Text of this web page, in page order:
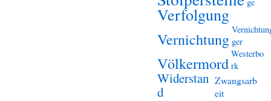
Verfolgung
Vernichtung ger
Völkermord Westerbo
rk
Widerstan
d
Zwangsarb
eit